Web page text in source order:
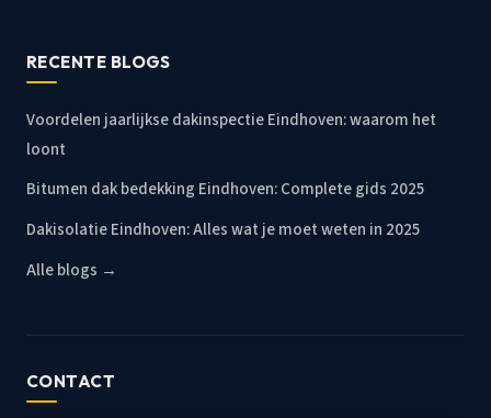
RECENTE BLOGS
Voordelen jaarlijkse dakinspectie Eindhoven: waarom het
loont
Bitumen dak bedekking Eindhoven: Complete gids 2025
Dakisolatie Eindhoven: Alles wat je moet weten in 2025
Alle blogs →
CONTACT